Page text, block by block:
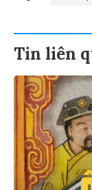
Tin liên